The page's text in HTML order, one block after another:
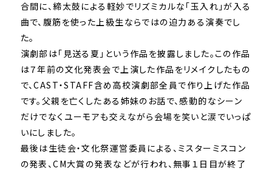
合間に、締太鼓による軽妙でリズミカルな「玉入れ」が入る
曲で、腹筋を使った上級生ならではの迫力ある演奏でし
た。
演劇部は「見送る夏」という作品を披露しました。この作品
は７年前の文化発表会で上演した作品をリメイクしたもの
で、CAST・STAFF含め高校演劇部全員で作り上げた作品
です。父親を亡くしたある姉妹のお話で、感動的なシーン
だけでなくユーモアも交えながら会場を笑いと涙でいっぱ
いにしました。
最後は生徒会・文化祭運営委員による、ミスターミスコン
の発表、CM大賞の発表などが行われ、無事１日目が終了